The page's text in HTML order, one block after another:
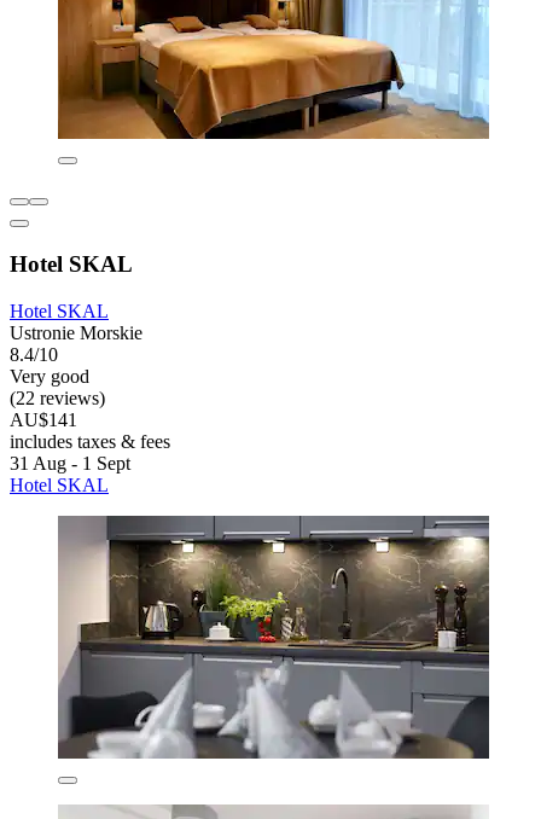
Hotel SKAL
Hotel SKAL
Ustronie Morskie
8.4/10
Very good
(22 reviews)
AU$141
includes taxes & fees
31 Aug - 1 Sept
Hotel SKAL